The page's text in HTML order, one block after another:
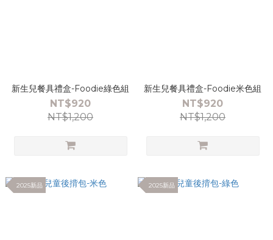
新生兒餐具禮盒-Foodie綠色組
NT$920
NT$1,200
新生兒餐具禮盒-Foodie米色組
NT$920
NT$1,200
2025新品 2025新品